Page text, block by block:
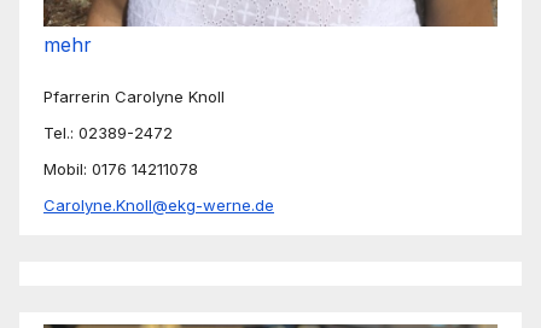
mehr
Pfarrerin Carolyne Knoll
Tel.: 02389-2472
Mobil: 0176 14211078
Carolyne.Knoll@ekg-werne.de